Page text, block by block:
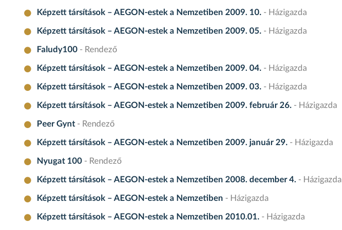
Képzett társítások – AEGON-estek a Nemzetiben 2009. 10. - Házigazda
Képzett társítások – AEGON-estek a Nemzetiben 2009. 05. - Házigazda
Faludy100 - Rendező
Képzett társítások – AEGON-estek a Nemzetiben 2009. 04. - Házigazda
Képzett társítások – AEGON-estek a Nemzetiben 2009. 03. - Házigazda
Képzett társítások – AEGON-estek a Nemzetiben 2009. február 26. - Házigazda
Peer Gynt - Rendező
Képzett társítások – AEGON-estek a Nemzetiben 2009. január 29. - Házigazda
Nyugat 100 - Rendező
Képzett társítások – AEGON-estek a Nemzetiben 2008. december 4. - Házigazda
Képzett társítások – AEGON-estek a Nemzetiben - Házigazda
Képzett társítások – AEGON-estek a Nemzetiben 2010.01. - Házigazda